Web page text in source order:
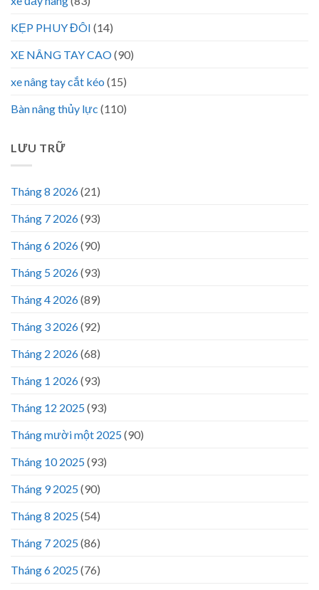
KẸP PHUY ĐÔI (14)
XE NÂNG TAY CAO(90)
xe nâng tay cắt kéo (15)
Bàn nâng thủy lực (110)
LƯU TRỮ
Tháng 8 2026(21)
Tháng 7 2026(93)
Tháng 6 2026(90)
Tháng 5 2026(93)
Tháng 4 2026(89)
Tháng 3 2026(92)
Tháng 2 2026(68)
Tháng 1 2026(93)
Tháng 12 2025(93)
Tháng mười một 2025(90)
Tháng 10 2025(93)
Tháng 9 2025(90)
Tháng 8 2025(54)
Tháng 7 2025(86)
Tháng 6 2025(76)